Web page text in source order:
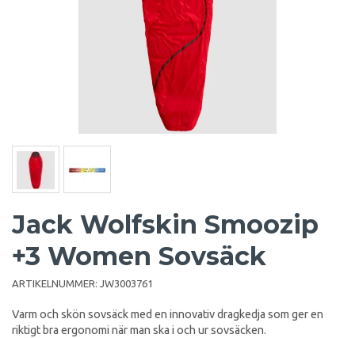
Jack Wolfskin Smoozip
+3 Women Sovsäck
ARTIKELNUMMER: JW3003761
Varm och skön sovsäck med en innovativ dragkedja som ger en
riktigt bra ergonomi när man ska i och ur sovsäcken.